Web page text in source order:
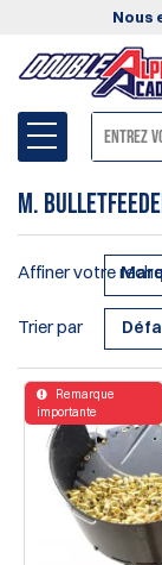
Nous
M.
Affiner votre
Trier par
Remarque
importante